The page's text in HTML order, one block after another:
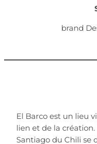
brand
El Barco est un lieu
lien et de la
Santiago du Chili se